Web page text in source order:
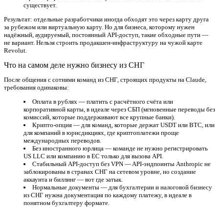
существует.
Результат: отдельные разработчики иногда обходят это через карту друга
за рубежом или виртуальную карту. Но для бизнеса, которому нужен
надёжный, аудируемый, постоянный API-доступ, такие обходные пути —
не вариант. Нельзя строить продакшен-инфраструктуру на чужой карте
Revolut.
Что на самом деле нужно бизнесу из СНГ
После общения с сотнями команд из СНГ, строящих продукты на Claude,
требования одинаковы:
Оплата в рублях — платить с расчётного счёта или
корпоративной карты, в идеале через СБП (мгновенные переводы без
комиссий, которые поддерживают все крупные банки).
Крипто-опция — для команд, которые держат USDT или BTC, или
для компаний в юрисдикциях, где криптоплатежи проще
международных переводов.
Без иностранного юрлица — команде не нужно регистрировать
US LLC или компанию в ЕС только для вызова API.
Стабильный API-доступ без VPN — API-эндпоинты Anthropic не
заблокированы в странах СНГ на сетевом уровне, но создание
аккаунта и биллинг — вот где затык.
Нормальные документы — для бухгалтерии и налоговой бизнесу
из СНГ нужна документация по каждому платежу, в идеале в
понятном бухгалтеру формате.